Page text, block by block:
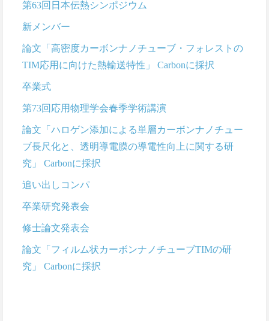
第63回日本伝熱シンポジウム
新メンバー
論文「高密度カーボンナノチューブ・フォレストの
TIM応用に向けた熱輸送特性」 Carbonに採択
卒業式
第73回応用物理学会春季学術講演
論文「ハロゲン添加による単層カーボンナノチュー
ブ長尺化と、透明導電膜の導電性向上に関する研
究」 Carbonに採択
追い出しコンパ
卒業研究発表会
修士論文発表会
論文「フィルム状カーボンナノチューブTIMの研
究」 Carbonに採択